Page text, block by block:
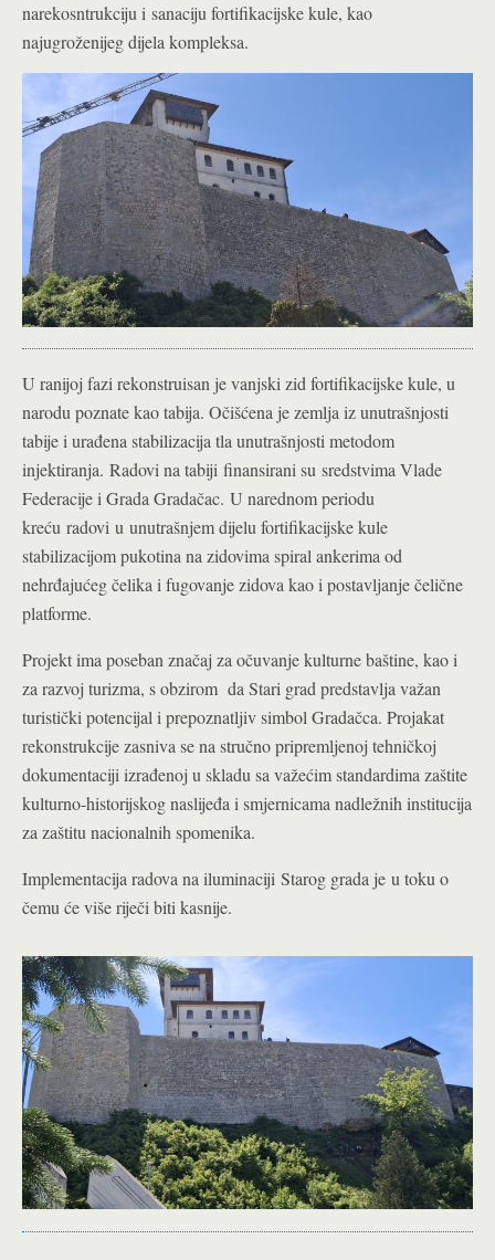
narekosntrukciju i sanaciju fortifikacijske kule, kao
najugroženijeg dijela kompleksa.
U ranijoj fazi rekonstruisan je vanjski zid fortifikacijske kule, u
narodu poznate kao tabija. Očišćena je zemlja iz unutrašnjosti
tabije i urađena stabilizacija tla unutrašnjosti metodom
injektiranja. Radovi na tabiji finansirani su sredstvima Vlade
Federacije i Grada Gradačac. U narednom periodu
kreću radovi u unutrašnjem dijelu fortifikacijske kule
stabilizacijom pukotina na zidovima spiral ankerima od
nehrđajućeg čelika i fugovanje zidova kao i postavljanje čelične
platforme.
Projekt ima poseban značaj za očuvanje kulturne baštine, kao i
za razvoj turizma, s obzirom da Stari grad predstavlja važan
turistički potencijal i prepoznatljiv simbol Gradačca. Projakat
rekonstrukcije zasniva se na stručno pripremljenoj tehničkoj
dokumentaciji izrađenoj u skladu sa važećim standardima zaštite
kulturno-historijskog naslijeđa i smjernicama nadležnih institucija
za zaštitu nacionalnih spomenika.
Implementacija radova na iluminaciji Starog grada je u toku o
čemu će više riječi biti kasnije.